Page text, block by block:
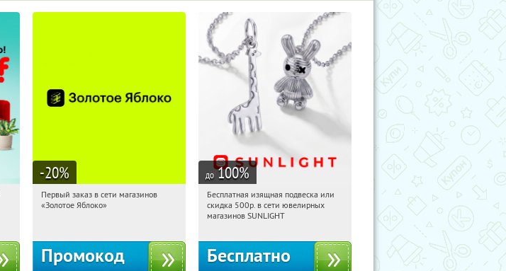
-20%
21:33:34
Получи первым!
Первый заказ в сети магазинов
«Золотое Яблоко»
Промокод
до 100%
21:33:34 Получили:
Россия
Бесплатная изящная подвеска или
скидка 500р. в сети ювелирных
магазинов SUNLIGHT
Бесплатно